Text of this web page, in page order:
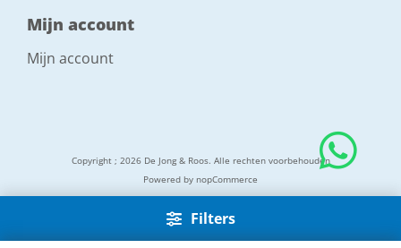
Filters
Mijn account
Mijn account
Copyright ; 2026 De Jong & Roos. Alle rechten voorbehouden
Powered by nopCommerce